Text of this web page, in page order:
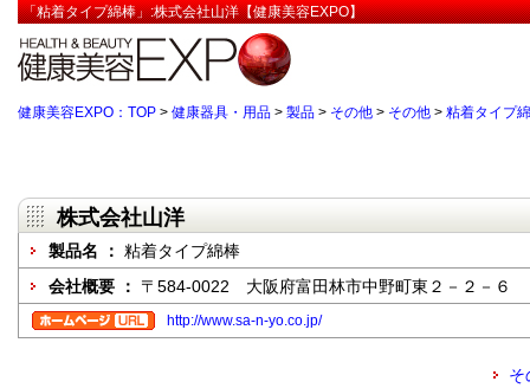
「粘着タイプ綿棒」:株式会社山洋【健康美容EXPO】
健康美容EXPO：TOP > 健康器具・用品 > 製品 > その他 > その他 > 粘着タイプ
株式会社山洋
製品名 ： 粘着タイプ綿棒
会社概要 ： 〒584-0022 大阪府富田林市中野町東２－２－６
http://www.sa-n-yo.co.jp/
そ